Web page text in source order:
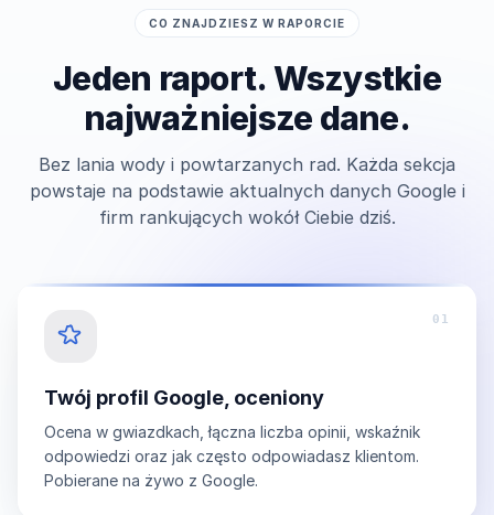
CO ZNAJDZIESZ W RAPORCIE
Jeden raport. Wszystkie
najważniejsze dane.
Bez lania wody i powtarzanych rad. Każda sekcja
powstaje na podstawie aktualnych danych Google i
firm rankujących wokół Ciebie dziś.
01
Twój profil Google, oceniony
Ocena w gwiazdkach, łączna liczba opinii, wskaźnik
odpowiedzi oraz jak często odpowiadasz klientom.
Pobierane na żywo z Google.